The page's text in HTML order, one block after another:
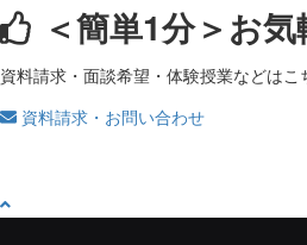
＜簡単1分＞お
資料請求・面談希望・体験授業などはこ
資料請求・お問い合わせ